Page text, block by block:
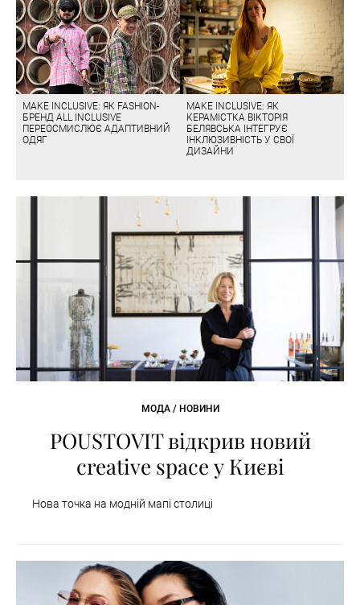
MAKE INCLUSIVE: ЯК FASHION-
БРЕНД ALL INCLUSIVE
ПЕРЕОСМИСЛЮЄ АДАПТИВНИЙ
ОДЯГ
MAKE INCLUSIVE: ЯК
КЕРАМІСТКА ВІКТОРІЯ
БЕЛЯВСЬКА ІНТЕГРУЄ
ІНКЛЮЗИВНІСТЬ У СВОЇ
ДИЗАЙНИ
МОДА / НОВИНИ
POUSTOVIT відкрив новий
creative space у Києві
Нова точка на модній мапі столиці